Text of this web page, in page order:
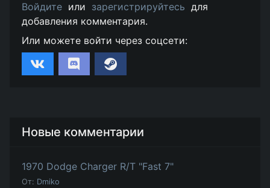
Войдите или зарегистрируйтесь для
добавления комментария.
Или можете войти через соцсети:
Новые комментарии
1970 Dodge Charger R/T "Fast 7"
От: Dmiko